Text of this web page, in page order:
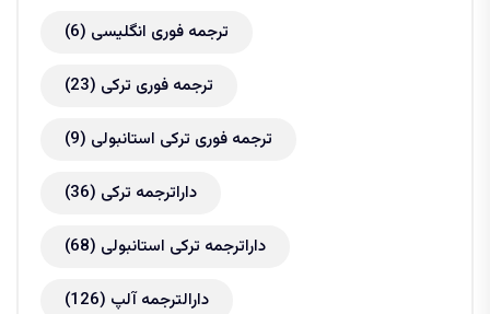
ترجمه فوری انگلیسی (6)
ترجمه فوری ترکی (23)
ترجمه فوری ترکی استانبولی (9)
داراترجمه ترکی (36)
داراترجمه ترکی استانبولی (68)
دارالترجمه آلپ (126)